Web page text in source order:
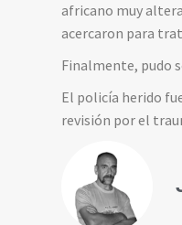
africano muy
acercaron para
Finalmente, pudo
El policía herido
revisión por el